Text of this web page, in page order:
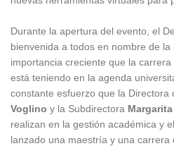
Durante la apertura del evento, el
bienvenida a todos en nombre de
importancia creciente que la
está teniendo en la agenda
constante esfuerzo que la Directora
Voglino y la Subdirectora
realizan en la gestión académica y
lanzado una maestría y una carrera